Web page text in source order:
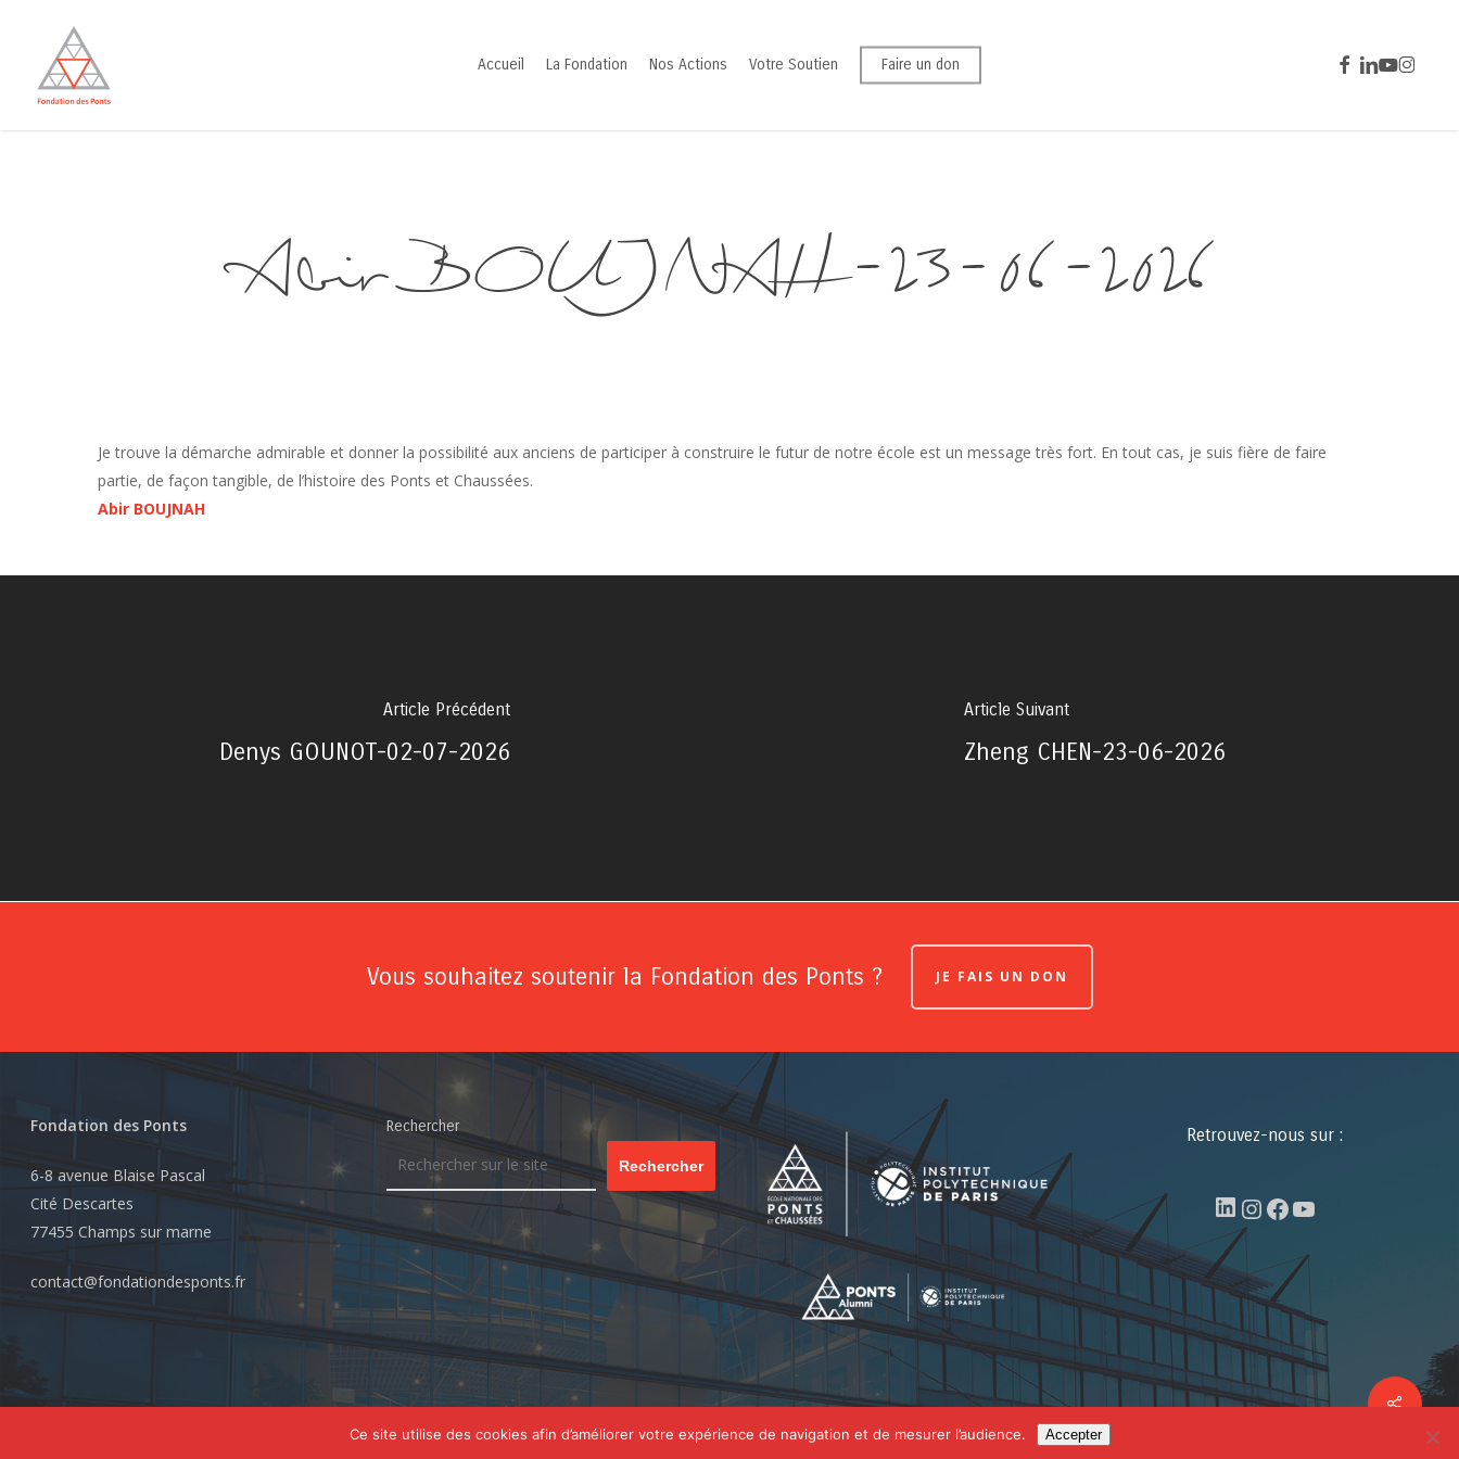
content
Accueil La Fondation Nos Actions Votre Soutien Faire un don facebook
linkedin
youtubeinstagram
Abir BOUJNAH-23-06-2026
Je trouve la démarche admirable et donner la possibilité aux anciens de participer à construire le futur de notre école est un message très fort. En tout cas, je suis fière de faire
partie, de façon tangible, de l’histoire des Ponts et Chaussées.
Abir BOUJNAH
Article Précédent
Denys GOUNOT-02-07-2026
Article Suivant
Zheng CHEN-23-06-2026
Share
Vous souhaitez soutenir la Fondation des Ponts ? JE FAIS UN DON
Fondation des Ponts
6-8 avenue Blaise Pascal
Cité Descartes
77455 Champs sur marne
contact@fondationdesponts.fr
Rechercher
Rechercher
Retrouvez-nous sur :
LinkedIn
Instagram
Facebook
Ce site utilise des cookies afin d’améliorer votre expérience de navigation et de mesurer l’audience. Accepter